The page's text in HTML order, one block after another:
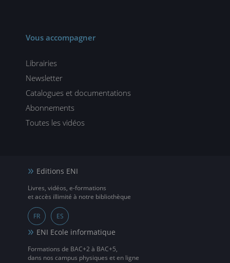
Vous accompagner
Librairies
Newsletter
Catalogues et documentations
Abonnements
Toutes les vidéos
Editions ENI
Livres, vidéos, e-formations
et accès illimité à notre bibliothèque
FR ES
ENI Ecole informatique
Formations de BAC+2 à BAC+5,
dans nos campus physiques et en ligne